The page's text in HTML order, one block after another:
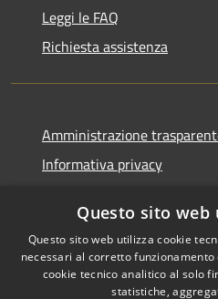
Leggi le FAQ
Richiesta assistenza
Amministrazione
Informativa privacy
Dichiarazione di accessibilità
Questo sito web
Questo sito web utilizza cookie
necessari al corretto
cookie tecnico analitico al solo
statistiche,